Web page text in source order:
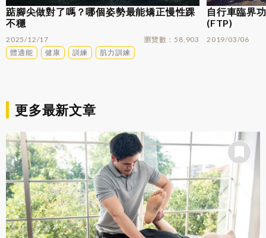
踮腳尖做對了嗎？哪個姿勢最能矯正慢性踝
不穩
2025/12/17 瀏覽數
58,903
體適能
健康 訓練 肌力訓練
自行車臨界
(FTP)
2019/03/06
更多最新文章